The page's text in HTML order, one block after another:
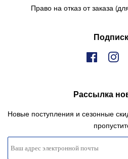
Право на отказ от заказа
Facebook
Рассылка
Новые поступления и сезонные